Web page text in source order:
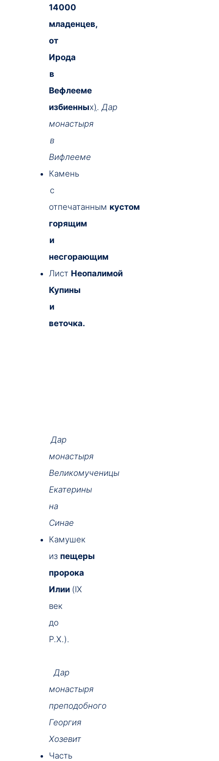
14000
младенцев,
от
Ирода
в
Вефлееме
избиенных). Дар
монастыря
в
Вифлееме
Камень
с
отпечатанным кустом
горящим
и
несгорающим
Лист Неопалимой
Купины
и
веточка.
Дар
монастыря
Великомученицы
Екатерины
на
Синае
Камушек
из пещеры
пророка
Илии (IX
век
до
Р.Х.).
Дар
монастыря
преподобного
Георгия
Хозевит
Часть